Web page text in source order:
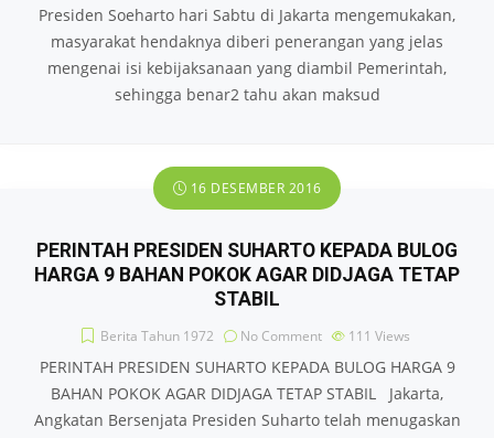
Presiden Soeharto hari Sabtu di Jakarta mengemukakan,
masyarakat hendaknya diberi penerangan yang jelas
mengenai isi kebijaksanaan yang diambil Pemerintah,
sehingga benar2 tahu akan maksud
16 DESEMBER 2016
PERINTAH PRESIDEN SUHARTO KEPADA BULOG
HARGA 9 BAHAN POKOK AGAR DIDJAGA TETAP
STABIL
Berita Tahun 1972 No Comment 111 Views
PERINTAH PRESIDEN SUHARTO KEPADA BULOG HARGA 9
BAHAN POKOK AGAR DIDJAGA TETAP STABIL Jakarta,
Angkatan Bersenjata Presiden Suharto telah menugaskan